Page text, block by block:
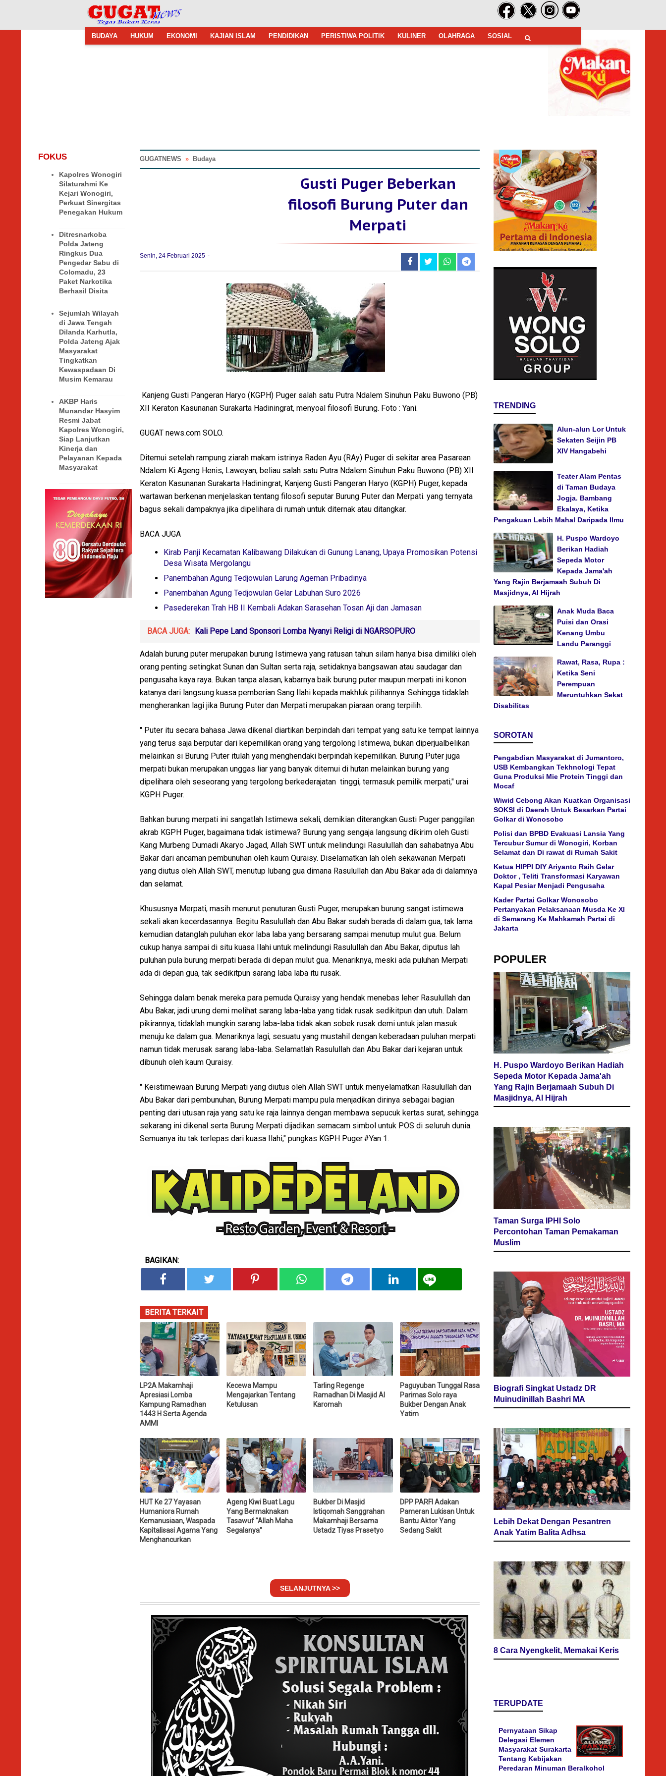
BUDAYA HUKUM EKONOMI KAJIAN ISLAM PENDIDIKAN PERISTIWA POLITIK KULINER OLAHRAGA SOSIAL
FOKUS
Kapolres Wonogiri
Silaturahmi Ke
Kejari Wonogiri,
Perkuat Sinergitas
Penegakan Hukum
Ditresnarkoba
Polda Jateng
Ringkus Dua
Pengedar Sabu di
Colomadu, 23
Paket Narkotika
Berhasil Disita
Sejumlah Wilayah
di Jawa Tengah
Dilanda Karhutla,
Polda Jateng Ajak
Masyarakat
Tingkatkan
Kewaspadaan Di
Musim Kemarau
AKBP Haris
Munandar Hasyim
Resmi Jabat
Kapolres Wonogiri,
Siap Lanjutkan
Kinerja dan
Pelayanan Kepada
Masyarakat
GUGATNEWS » Budaya
Gusti Puger Beberkan
filosofi Burung Puter dan
Merpati
Senin, 24 Februari 2025
Kanjeng Gusti Pangeran Haryo (KGPH) Puger salah satu Putra Ndalem Sinuhun Paku Buwono (PB)
XII Keraton Kasunanan Surakarta Hadiningrat, menyoal filosofi Burung. Foto : Yani.
GUGAT news.com SOLO.
Ditemui setelah rampung ziarah makam istrinya Raden Ayu (RAy) Puger di sekitar area Pasarean
Ndalem Ki Ageng Henis, Laweyan, beliau salah satu Putra Ndalem Sinuhun Paku Buwono (PB) XII
Keraton Kasunanan Surakarta Hadiningrat, Kanjeng Gusti Pangeran Haryo (KGPH) Puger, kepada
wartawan berkenan menjelaskan tentang filosofi seputar Burung Puter dan Merpati. yang ternyata
bagus sekali dampaknya jika dipelihara di rumah untuk diternak atau ditangkar.
BACA JUGA
Kirab Panji Kecamatan Kalibawang Dilakukan di Gunung Lanang, Upaya Promosikan Potensi
Desa Wisata Mergolangu
Panembahan Agung Tedjowulan Larung Ageman Pribadinya
Panembahan Agung Tedjowulan Gelar Labuhan Suro 2026
Pasederekan Trah HB II Kembali Adakan Sarasehan Tosan Aji dan Jamasan
BACA JUGA: Kali Pepe Land Sponsori Lomba Nyanyi Religi di NGARSOPURO
Adalah burung puter merupakan burung Istimewa yang ratusan tahun silam hanya bisa dimiliki oleh
orang penting setingkat Sunan dan Sultan serta raja, setidaknya bangsawan atau saudagar dan
pengusaha kaya raya. Bukan tanpa alasan, kabarnya baik burung puter maupun merpati ini konon
katanya dari langsung kuasa pemberian Sang Ilahi kepada makhluk pilihannya. Sehingga tidaklah
mengherankan lagi jika Burung Puter dan Merpati merupakan piaraan orang terpilih.
" Puter itu secara bahasa Jawa dikenal diartikan berpindah dari tempat yang satu ke tempat lainnya
yang terus saja berputar dari kepemilikan orang yang tergolong Istimewa, bukan diperjualbelikan
melainkan si Burung Puter itulah yang menghendaki berpindah kepemilikan. Burung Puter juga
merpati bukan merupakan unggas liar yang banyak ditemui di hutan melainkan burung yang
dipelihara oleh seseorang yang tergolong berkederajatan tinggi, termasuk pemilik merpati," urai
KGPH Puger.
Bahkan burung merpati ini sangatlah Istimewa sekali, demikian diterangkan Gusti Puger panggilan
akrab KGPH Puger, bagaimana tidak istimewa? Burung yang sengaja langsung dikirim oleh Gusti
Kang Murbeng Dumadi Akaryo Jagad, Allah SWT untuk melindungi Rasulullah dan sahabatnya Abu
Bakar dari ancaman pembunuhan oleh kaum Quraisy. Diselamatkan lah oleh sekawanan Merpati
yang diutus oleh Allah SWT, menutup lubang gua dimana Rasulullah dan Abu Bakar ada di dalamnya
dan selamat.
Khususnya Merpati, masih menurut penuturan Gusti Puger, merupakan burung sangat istimewa
sekali akan kecerdasannya. Begitu Rasulullah dan Abu Bakar sudah berada di dalam gua, tak lama
kemudian datanglah puluhan ekor laba laba yang bersarang sampai menutup mulut gua. Belum
cukup hanya sampai di situ kuasa Ilahi untuk melindungi Rasulullah dan Abu Bakar, diputus lah
puluhan pula burung merpati berada di depan mulut gua. Menariknya, meski ada puluhan Merpati
ada di depan gua, tak sedikitpun sarang laba laba itu rusak.
Sehingga dalam benak mereka para pemuda Quraisy yang hendak menebas leher Rasulullah dan
Abu Bakar, jadi urung demi melihat sarang laba-laba yang tidak rusak sedikitpun dan utuh. Dalam
pikirannya, tidaklah mungkin sarang laba-laba tidak akan sobek rusak demi untuk jalan masuk
menuju ke dalam gua. Menariknya lagi, sesuatu yang mustahil dengan keberadaan puluhan merpati
namun tidak merusak sarang laba-laba. Selamatlah Rasulullah dan Abu Bakar dari kejaran untuk
dibunuh oleh kaum Quraisy.
" Keistimewaan Burung Merpati yang diutus oleh Allah SWT untuk menyelamatkan Rasulullah dan
Abu Bakar dari pembunuhan, Burung Merpati mampu pula menjadikan dirinya sebagai bagian
penting dari utusan raja yang satu ke raja lainnya dengan membawa sepucuk kertas surat, sehingga
sekarang ini dikenal serta Burung Merpati dijadikan semacam simbol untuk POS di seluruh dunia.
Semuanya itu tak terlepas dari kuasa Ilahi," pungkas KGPH Puger.#Yan 1.
BAGIKAN:
BERITA TERKAIT
LP2A Makamhaji
Apresiasi Lomba
Kampung Ramadhan
1443 H Serta Agenda
AMMI
Kecewa Mampu
Mengajarkan Tentang
Ketulusan
Tarling Regenge
Ramadhan Di Masjid Al
Karomah
Paguyuban Tunggal Rasa
Parimas Solo raya
Bukber Dengan Anak
Yatim
HUT Ke 27 Yayasan
Humaniora Rumah
Kemanusiaan, Waspada
Kapitalisasi Agama Yang
Menghancurkan
Ageng Kiwi Buat Lagu
Yang Bermaknakan
Tasawuf "Allah Maha
Segalanya"
Bukber Di Masjid
Istiqomah Sanggrahan
Makamhaji Bersama
Ustadz Tiyas Prasetyo
DPP PARFI Adakan
Pameran Lukisan Untuk
Bantu Aktor Yang
Sedang Sakit
SELANJUTNYA >>
TRENDING
Alun-alun Lor Untuk
Sekaten Seijin PB
XIV Hangabehi
Teater Alam Pentas
di Taman Budaya
Jogja. Bambang
Ekalaya, Ketika
Pengakuan Lebih Mahal Daripada Ilmu
H. Puspo Wardoyo
Berikan Hadiah
Sepeda Motor
Kepada Jama'ah
Yang Rajin Berjamaah Subuh Di
Masjidnya, Al Hijrah
Anak Muda Baca
Puisi dan Orasi
Kenang Umbu
Landu Paranggi
Rawat, Rasa, Rupa :
Ketika Seni
Perempuan
Meruntuhkan Sekat
Disabilitas
SOROTAN
Pengabdian Masyarakat di Jumantoro,
USB Kembangkan Tekhnologi Tepat
Guna Produksi Mie Protein Tinggi dan
Mocaf
Wiwid Cebong Akan Kuatkan Organisasi
SOKSI di Daerah Untuk Besarkan Partai
Golkar di Wonosobo
Polisi dan BPBD Evakuasi Lansia Yang
Tercubur Sumur di Wonogiri, Korban
Selamat dan Di rawat di Rumah Sakit
Ketua HIPPI DIY Ariyanto Raih Gelar
Doktor , Teliti Transformasi Karyawan
Kapal Pesiar Menjadi Pengusaha
Kader Partai Golkar Wonosobo
Pertanyakan Pelaksanaan Musda Ke XI
di Semarang Ke Mahkamah Partai di
Jakarta
POPULER
H. Puspo Wardoyo Berikan Hadiah
Sepeda Motor Kepada Jama'ah
Yang Rajin Berjamaah Subuh Di
Masjidnya, Al Hijrah
Taman Surga IPHI Solo
Percontohan Taman Pemakaman
Muslim
Biografi Singkat Ustadz DR
Muinudinillah Bashri MA
Lebih Dekat Dengan Pesantren
Anak Yatim Balita Adhsa
8 Cara Nyengkelit, Memakai Keris
TERUPDATE
Pernyataan Sikap
Delegasi Elemen
Masyarakat Surakarta
Tentang Kebijakan
Peredaran Minuman Beralkohol